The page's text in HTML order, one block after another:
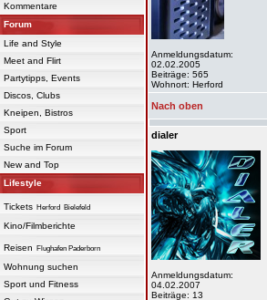
Kommentare
Forum
Life and Style
Meet and Flirt
Partytipps, Events
Discos, Clubs
Kneipen, Bistros
Sport
Suche im Forum
New and Top
Lifestyle
Tickets Herford Bielefeld
Kino/Filmberichte
Reisen Flughafen Paderborn
Wohnung suchen
Sport und Fitness
Anmeldungsdatum:
02.02.2005
Beiträge: 565
Wohnort: Herford
Nach oben
dialer
Anmeldungsdatum:
04.02.2007
Beiträge: 13